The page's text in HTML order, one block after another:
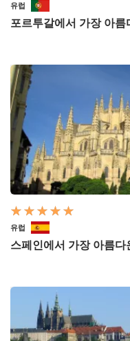
유럽
포르투갈에서 가장 아름
유럽
스페인에서 가장 아름다